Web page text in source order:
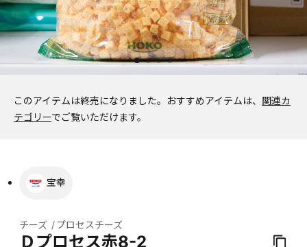
このアイテムは終売になりました。 おすすめアイテムは、 関連カ
テゴリーでご覧いただけます。
宝幸
チーズ プロセスチーズ
Ｄプロセス赤8-2